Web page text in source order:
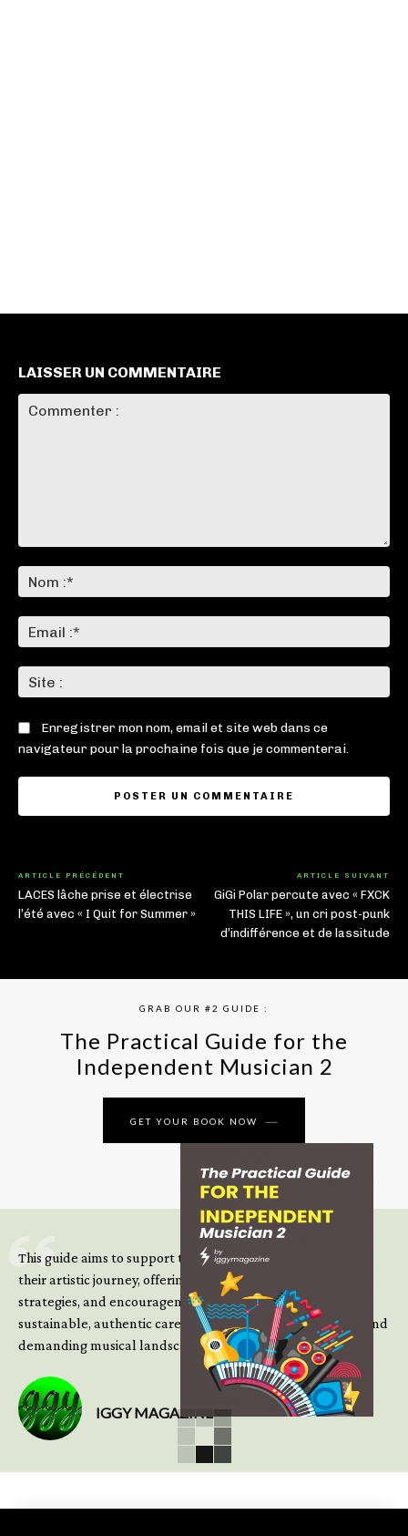
LAISSER UN COMMENTAIRE
:*
:*
:
Enregistrer mon nom, email et site web dans ce
navigateur pour la prochaine fois que je commenterai.
ARTICLE PRÉCÉDENT
LACES lâche prise et électrise
l’été avec « I Quit for Summer »
ARTICLE SUIVANT
GiGi Polar percute avec « FXCK
THIS LIFE », un cri post-punk
d’indifférence et de lassitude
GRAB OUR #2 GUIDE :
The Practical Guide for the
Independent Musician 2
GET YOUR BOOK NOW
This guide aims to support those climbing the next steps of
their artistic journey, offering practical insight, updated
strategies, and encouragement to continue building
sustainable, authentic careers in an increasingly complex and
demanding musical landscape.
IGGY MAGAZINE